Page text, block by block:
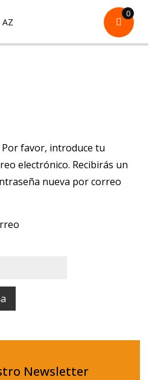
0
favor, introduce tu
electrónico. Recibirás un
nueva por correo
Newsletter